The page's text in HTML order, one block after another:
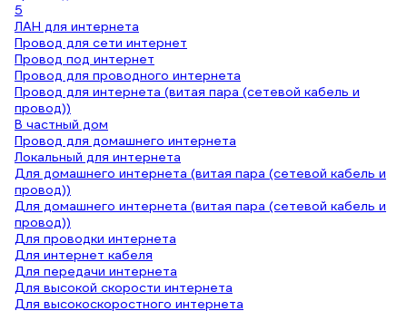
5
ЛАН для интернета
Провод для сети интернет
Провод под интернет
Провод для проводного интернета
Провод для интернета (витая пара (сетевой кабель и
провод))
В частный дом
Провод для домашнего интернета
Локальный для интернета
Для домашнего интернета (витая пара (сетевой кабель и
провод))
Для домашнего интернета (витая пара (сетевой кабель и
провод))
Для проводки интернета
Для интернет кабеля
Для передачи интернета
Для высокой скорости интернета
Для высокоскоростного интернета